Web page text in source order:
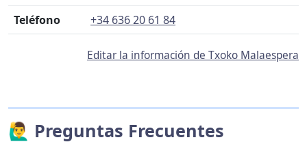
Teléfono
+34 636 20 61 84
Editar la información de Txoko Malaespera
🙋‍♂️ Preguntas Frecuentes